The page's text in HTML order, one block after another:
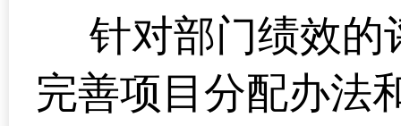
针对部门绩效的
完善项目分配办法